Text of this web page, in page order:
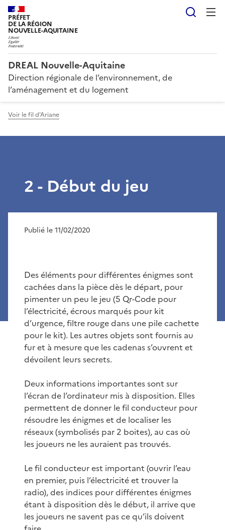
PRÉFET
DE LA RÉGION
NOUVELLE-AQUITAINE
DREAL Nouvelle-Aquitaine
Direction régionale de l’environnement, de
l’aménagement et du logement
Voir le fil d'Ariane
2 - Début du jeu
Publié le 11/02/2020
Des éléments pour différentes énigmes sont
cachées dans la pièce dès le départ, pour
pimenter un peu le jeu (5 Qr-Code pour
l’électricité, écrous marqués pour kit
d’urgence, filtre rouge dans une pile cachette
pour le kit). Les autres objets sont fournis au
fur et à mesure que les cadenas s’ouvrent et
dévoilent leurs secrets.
Deux informations importantes sont sur
l’écran de l’ordinateur mis à disposition. Elles
permettent de donner le fil conducteur pour
résoudre les énigmes et de localiser les
réseaux (symbolisés par 2 boites), au cas où
les joueurs ne les auraient pas trouvés.
Le fil conducteur est important (ouvrir l’eau
en premier, puis l’électricité et trouver la
radio), des indices pour différentes énigmes
étant à disposition dès le début, il arrive que
les joueurs ne savent pas ce qu’ils doivent